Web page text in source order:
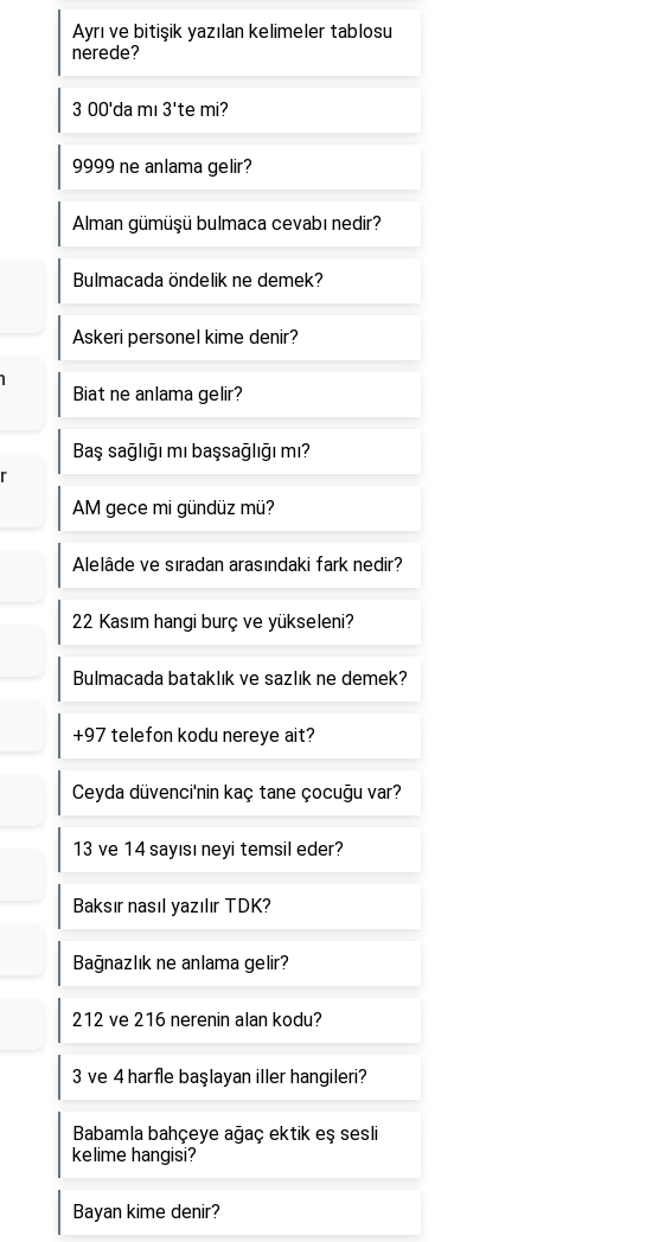
Ayrı ve bitişik yazılan kelimeler tablosu
nerede?
3 00'da mı 3'te mi?
9999 ne anlama gelir?
Alman gümüşü bulmaca cevabı nedir?
Bulmacada öndelik ne demek?
Askeri personel kime denir?
Biat ne anlama gelir?
Baş sağlığı mı başsağlığı mı?
AM gece mi gündüz mü?
Alelâde ve sıradan arasındaki fark nedir?
22 Kasım hangi burç ve yükseleni?
Bulmacada bataklık ve sazlık ne demek?
+97 telefon kodu nereye ait?
Ceyda düvenci'nin kaç tane çocuğu var?
13 ve 14 sayısı neyi temsil eder?
Baksır nasıl yazılır TDK?
Bağnazlık ne anlama gelir?
212 ve 216 nerenin alan kodu?
3 ve 4 harfle başlayan iller hangileri?
Babamla bahçeye ağaç ektik eş sesli
kelime hangisi?
Bayan kime denir?